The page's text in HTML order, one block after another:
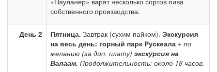
собственного производства.
День 2 Пятница. Завтрак (сухим пайком). Экскурсия
на весь день: горный парк Рускеала + по
желанию (за доп. плату) экскурсия на
Валаам. Продолжительность: около 18 часов.